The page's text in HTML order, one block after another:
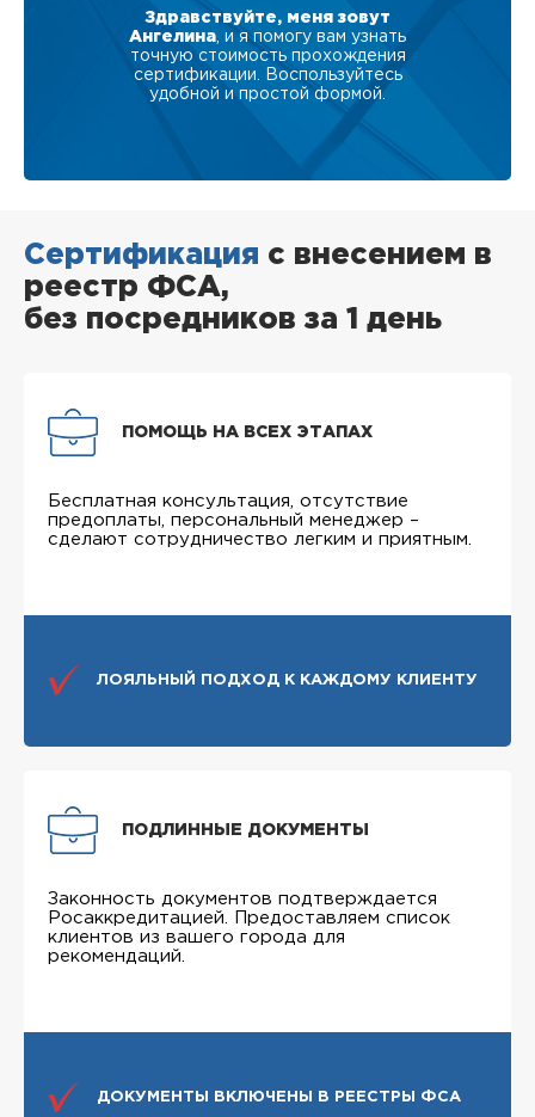
Здравствуйте, меня зовут
Ангелина , и я помогу вам узнать
точную стоимость прохождения
сертификации. Воспользуйтесь
удобной и простой формой.
Сертификация с внесением в
реестр ФСА,
без посредников за 1 день
ПОМОЩЬ НА ВСЕХ ЭТАПАХ
Бесплатная консультация, отсутствие
предоплаты, персональный менеджер –
сделают сотрудничество легким и приятным.
ЛОЯЛЬНЫЙ ПОДХОД К КАЖДОМУ КЛИЕНТУ
ПОДЛИННЫЕ ДОКУМЕНТЫ
Законность документов подтверждается
Росаккредитацией. Предоставляем список
клиентов из вашего города для
рекомендаций.
ДОКУМЕНТЫ ВКЛЮЧЕНЫ В РЕЕСТРЫ ФСА